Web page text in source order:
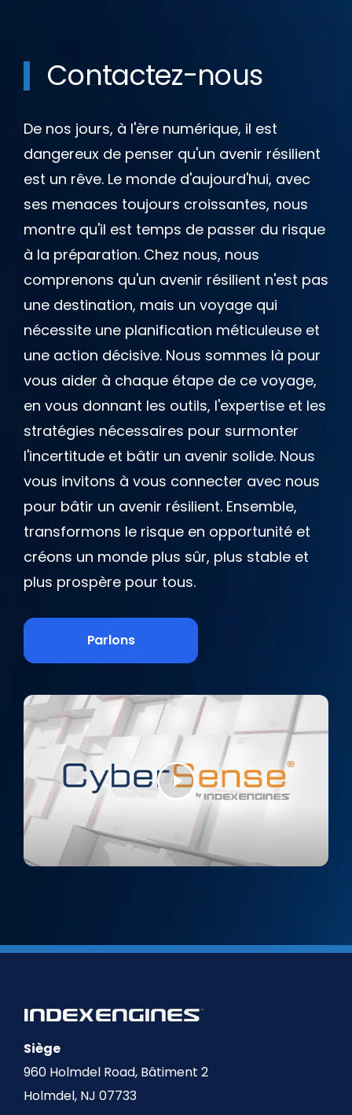
Contactez-nous
De nos jours, à l'ère numérique, il est
dangereux de penser qu'un avenir résilient
est un rêve. Le monde d'aujourd'hui, avec
ses menaces toujours croissantes, nous
montre qu'il est temps de passer du risque
à la préparation. Chez nous, nous
comprenons qu'un avenir résilient n'est pas
une destination, mais un voyage qui
nécessite une planification méticuleuse et
une action décisive. Nous sommes là pour
vous aider à chaque étape de ce voyage,
en vous donnant les outils, l'expertise et les
stratégies nécessaires pour surmonter
l'incertitude et bâtir un avenir solide. Nous
vous invitons à vous connecter avec nous
pour bâtir un avenir résilient. Ensemble,
transformons le risque en opportunité et
créons un monde plus sûr, plus stable et
plus prospère pour tous.
Parlons
Siège
960 Holmdel Road, Bâtiment 2
Holmdel, NJ 07733